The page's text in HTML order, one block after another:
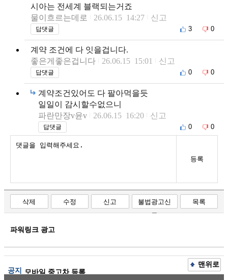
시아는 전세계 블랙되는거죠
물이흐르는데로
26.06.15 14:27 신고
답댓글 3 0
계약 조건에 다 잇을겁니다.
좋은게좋은겁니다
26.06.15 15:01 신고
답댓글 0 0
계약조건있어도 다 팔아먹을듯
일일이 감시할수없으니
파란만장v윤v
26.06.15 16:20 신고
답댓글 0 0
등록
삭제 수정 신고
불법광고신
고
목록
파워링크 광고
공지 모바일 중고차 등록
맨위로